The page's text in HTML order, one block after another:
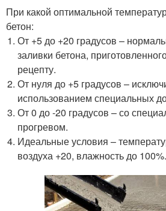
При какой оптимальной
бетон:
От +5 до +20 градусов –
заливки бетона,
рецепту.
От нуля до +5 градусов –
использованием специальных
От 0 до -20 градусов – со
прогревом.
Идеальные условия –
воздуха +20, влажность до 100%.